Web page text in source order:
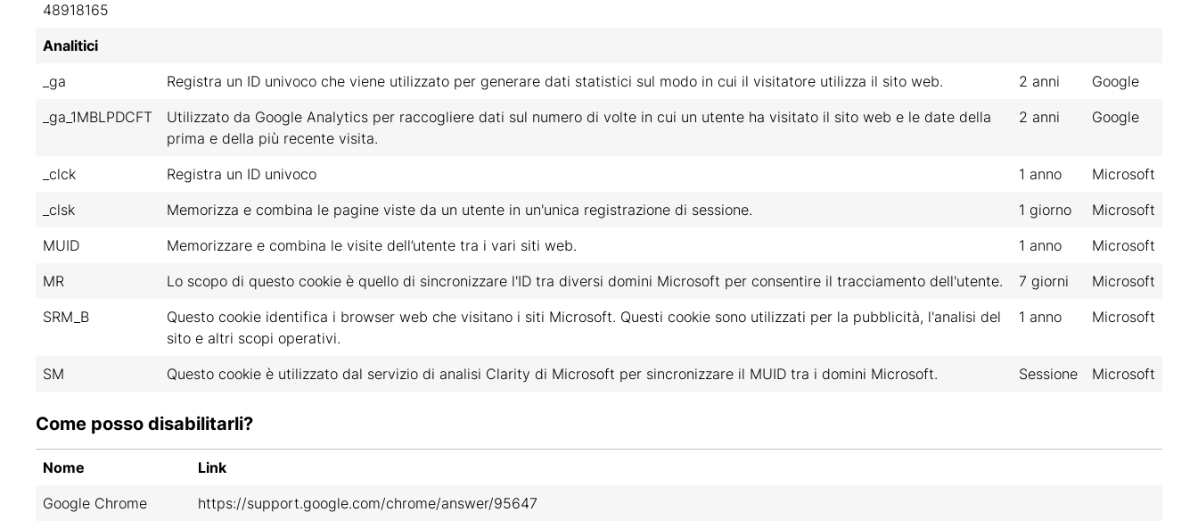
48918165
Analitici
_ga
Registra un ID univoco che viene utilizzato per generare dati statistici sul modo in cui il visitatore utilizza il sito web. 2 anni
Google
_ga_1MBLPDCFT
Utilizzato da Google Analytics per raccogliere dati sul numero di volte in cui un utente ha visitato il sito web e le date della
prima e della più recente visita.
2 anni Google
_clck Registra un ID univoco 1 anno
Microsoft
_clsk
Memorizza e combina le pagine viste da un utente in un'unica registrazione di sessione. 1 giorno
Microsoft
MUID
Memorizzare e combina le visite dell’utente tra i vari siti web. 1 anno
Microsoft
MR
Lo scopo di questo cookie è quello di sincronizzare l'ID tra diversi domini Microsoft per consentire il tracciamento dell'utente. 7 giorni
Microsoft
SRM_B
Questo cookie identifica i browser web che visitano i siti Microsoft. Questi cookie sono utilizzati per la pubblicità, l'analisi del
sito e altri scopi operativi.
1 anno Microsoft
SM Questo cookie è utilizzato dal servizio di analisi Clarity di Microsoft per sincronizzare il MUID tra i domini Microsoft. Sessione Microsoft
Come posso disabilitarli?
Nome
Link
Google Chrome
https://support.google.com/chrome/answer/95647